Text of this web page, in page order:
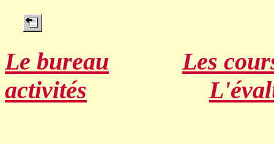
Le bureau
Les
activités